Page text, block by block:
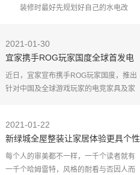
装修时最好先规划好自己的水电改
一般房屋装修时，最好不要达成口头
协议，一定要
2021-01-30
宜家携手ROG玩家国度全球首发电
竞家具及家居产品系列
近日，宜家宣布携手ROG玩家国度，推出
针对中国及全球游戏玩家的电竞家具及家
玩家带来更好的游戏
2021-01-22
新绿城全屋整装让家居体验更具个性
每个人的审美都不一样，一千个读者就有
一千个哈姆雷特，风格的耐看与否因人而